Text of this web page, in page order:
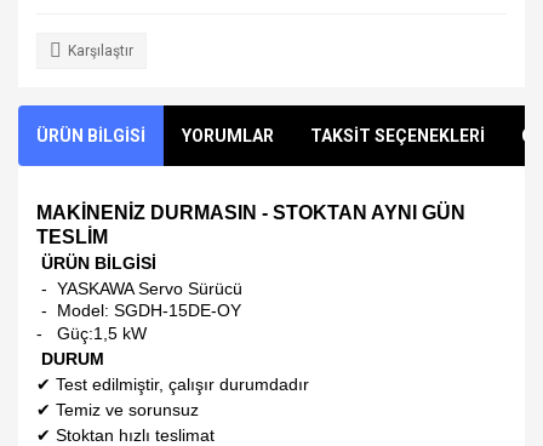
Karşılaştır
ÜRÜN BİLGİSİ YORUMLAR TAKSİT SEÇENEKLERİ
MAKİNENİZ DURMASIN - STOKTAN AYNI GÜN
TESLİM
ÜRÜN BİLGİSİ
- YASKAWA Servo Sürücü
- Model: SGDH-15DE-OY
-
Güç:1,5 kW
DURUM
✔ Test edilmiştir, çalışır durumdadır
✔ Temiz ve sorunsuz
✔ Stoktan hızlı teslimat